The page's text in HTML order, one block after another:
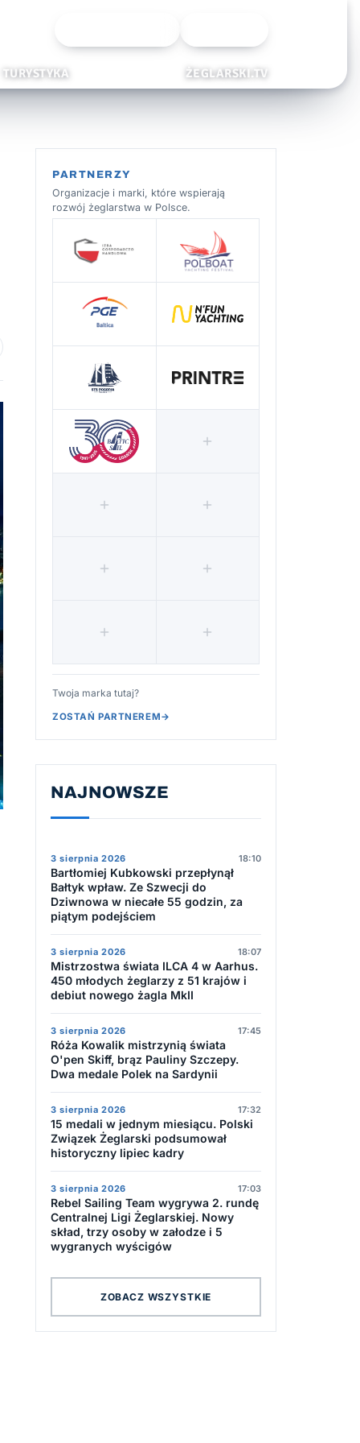
TURYSTYKA ŻEGLARSKI.TV
ulubionych
PARTNERZY
Organizacje i marki, które wspierają
rozwój żeglarstwa w Polsce.
Twoja marka tutaj?
ZOSTAŃ PARTNEREM→
NAJNOWSZE
3 sierpnia 2026 18:10
Bartłomiej Kubkowski przepłynął
Bałtyk wpław. Ze Szwecji do
Dziwnowa w niecałe 55 godzin, za
piątym podejściem
3 sierpnia 2026 18:07
Mistrzostwa świata ILCA 4 w Aarhus.
450 młodych żeglarzy z 51 krajów i
debiut nowego żagla MkII
3 sierpnia 2026 17:45
Róża Kowalik mistrzynią świata
O'pen Skiff, brąz Pauliny Szczepy.
Dwa medale Polek na Sardynii
3 sierpnia 2026 17:32
15 medali w jednym miesiącu. Polski
Związek Żeglarski podsumował
historyczny lipiec kadry
3 sierpnia 2026 17:03
Rebel Sailing Team wygrywa 2. rundę
Centralnej Ligi Żeglarskiej. Nowy
skład, trzy osoby w załodze i 5
wygranych wyścigów
ZOBACZ WSZYSTKIE